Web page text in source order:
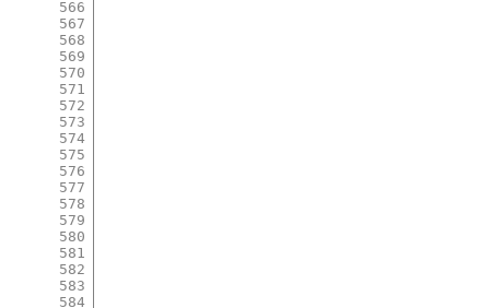
566
567
568
569
570
571
572
573
574
575
576
577
578
579
580
581
582
583
584